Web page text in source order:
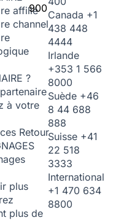
affilié
channel
?
à votre
Retour
plus
plus de
900
Canada +1
438 448
4444
Irlande
+353 1 566
8000
Suède +46
8 44 688
888
Suisse +41
22 518
3333
International
+1 470 634
8800